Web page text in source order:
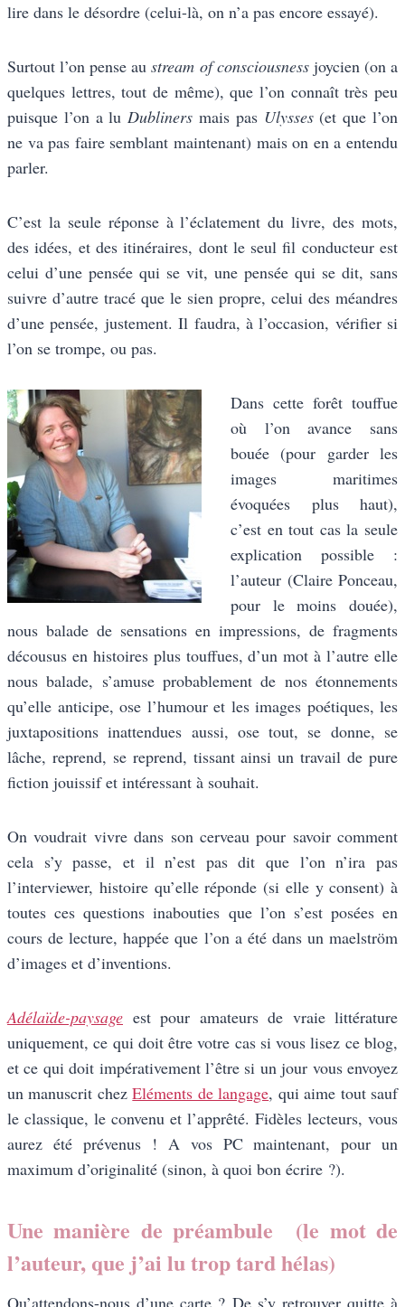
lire dans le désordre (celui-là, on n’a pas encore essayé).
Surtout l’on pense austream of consciousnessjoycien (on a
quelques lettres, tout de même), que l’on connaît très peu
puisque l’on a luDubliners mais pas Ulysses(et que l’on
ne va pas faire semblant maintenant) mais on en a entendu
parler.
C’est la seule réponse à l’éclatement du livre, des mots,
des idées, et des itinéraires, dont le seul fil conducteur est
celui d’une pensée qui se vit, une pensée qui se dit, sans
suivre d’autre tracé que le sien propre, celui des méandres
d’une pensée, justement. Il faudra, à l’occasion, vérifier si
l’on se trompe, ou pas.
Dans cette forêt touffue
où l’on avance sans
bouée (pour garder les
images maritimes
évoquées plus haut),
c’est en tout cas la seule
explication possible :
l’auteur (Claire Ponceau,
pour le moins douée),
nous balade de sensations en impressions, de fragments
décousus en histoires plus touffues, d’un mot à l’autre elle
nous balade, s’amuse probablement de nos étonnements
qu’elle anticipe, ose l’humour et les images poétiques, les
juxtapositions inattendues aussi, ose tout, se donne, se
lâche, reprend, se reprend, tissant ainsi un travail de pure
fiction jouissif et intéressant à souhait.
On voudrait vivre dans son cerveau pour savoir comment
cela s’y passe, et il n’est pas dit que l’on n’ira pas
l’interviewer, histoire qu’elle réponde (si elle y consent) à
toutes ces questions inabouties que l’on s’est posées en
cours de lecture, happée que l’on a été dans un maelström
d’images et d’inventions.
Adélaïde-paysage est pour amateurs de vraie littérature
uniquement, ce qui doit être votre cas si vous lisez ce blog,
et ce qui doit impérativement l’être si un jour vous envoyez
un manuscrit chezEléments de langage, qui aime tout sauf
le classique, le convenu et l’apprêté. Fidèles lecteurs, vous
aurez été prévenus ! A vos PC maintenant, pour un
maximum d’originalité (sinon, à quoi bon écrire ?).
Une manière de préambule (le mot de
l’auteur, que j’ai lu trop tard hélas)
Qu’attendons-nous d’une carte ? De s’y retrouver quitte à